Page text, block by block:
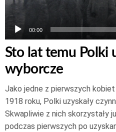
00:00
Sto lat temu Polki
wyborcze
Jako jedne z pierwszych
1918 roku, Polki uzyskały
Skwapliwie z nich skorzystały
podczas pierwszych po